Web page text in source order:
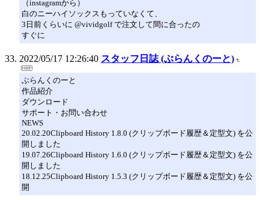
（instagramから）
白のニーハイソックスもっていなくて、
3日前くらいに @vividgolf で注文して間に合ったの
すぐに
2022/05/17 12:26:40 スタッフ日誌 (ぶらんくのーと)
ぶらんくのーと
作品紹介
ダウンロード
サポート・お問い合わせ
NEWS
20.02.20Clipboard History 1.8.0 (クリップボード履歴＆定型文) を公
開しました
19.07.26Clipboard History 1.6.0 (クリップボード履歴＆定型文) を公
開しました
18.12.25Clipboard History 1.5.3 (クリップボード履歴＆定型文) を公
開